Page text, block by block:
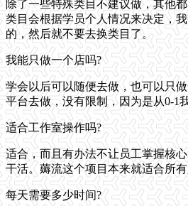
除了一些特殊类目不建议做，其他
类目会根据学员个人情况来决定，
的，然后就不要去换类目了。
我能只做一个店吗?
学会以后可以随便去做，也可以只
平台去做，没有限制，因为是从0-1
适合工作室操作吗?
适合，而且有办法不让员工掌握核
干活。薅流这个项目本来就适合所
每天需要多少时间?